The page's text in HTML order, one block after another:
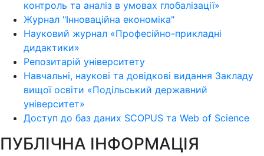
контроль та аналіз в умовах глобалізації»
Журнал "Інноваційна економіка"
Науковий журнал «Професійно-прикладні
дидактики»
Репозитарій університету
Навчальні, наукові та довідкові видання Закладу
вищої освіти «Подільський державний
університет»
Доступ до баз даних SCOPUS та Web of Science
ПУБЛІЧНА ІНФОРМАЦІЯ